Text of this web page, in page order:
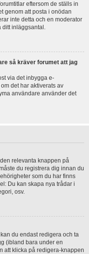
eftersom de ställs in
genom att posta i onödan
inte detta och en moderator
ditt inläggsantal.
så kräver forumet att jag
via det inbygga e-
det har aktiverats av
användare använder det
relevanta knappen på
du registrera dig innan du
som du har finns
Du kan skapa nya trådar i
osv.
du endast redigera och ta
(ibland bara under en
att klicka på redigera-knappen